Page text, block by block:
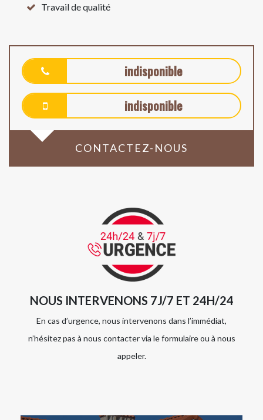
Travail de qualité
indisponible
indisponible
CONTACTEZ-NOUS
NOUS INTERVENONS 7J/7 ET 24H/24
En cas d’urgence, nous intervenons dans l’immédiat,
n’hésitez pas à nous contacter via le formulaire ou à nous
appeler.